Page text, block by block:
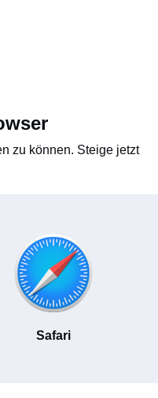
zu können. Steige jetzt
Safari